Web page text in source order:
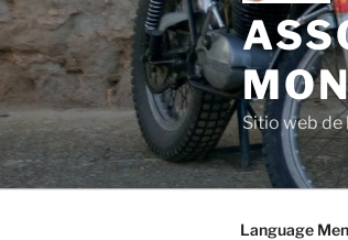
Sitio web
Language